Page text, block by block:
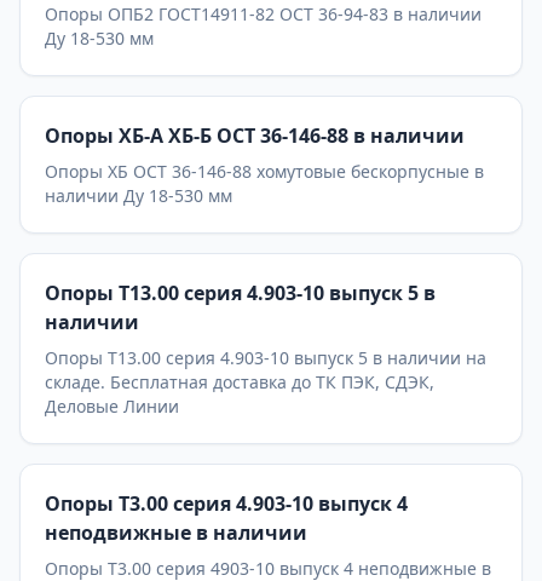
Опоры ОПБ2 ГОСТ14911-82 ОСТ 36-94-83 в наличии
Ду 18-530 мм
Опоры ХБ-А ХБ-Б ОСТ 36-146-88 в наличии
Опоры ХБ ОСТ 36-146-88 хомутовые бескорпусные в
наличии Ду 18-530 мм
Опоры Т13.00 серия 4.903-10 выпуск 5 в
наличии
Опоры Т13.00 серия 4.903-10 выпуск 5 в наличии на
складе. Бесплатная доставка до ТК ПЭК, СДЭК,
Деловые Линии
Опоры Т3.00 серия 4.903-10 выпуск 4
неподвижные в наличии
Опоры Т3.00 серия 4903-10 выпуск 4 неподвижные в